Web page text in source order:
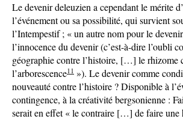
Le devenir deleuzien a cependant le mérite
l’événement ou sa possibilité, qui survient
l’Intempestif ; « un autre nom pour le
l’innocence du devenir (c’est-à-dire l’oubli
géographie contre l’histoire, […] le rhizome
l’arborescence11 »). Le devenir comme
nouveauté contre l’histoire ? Disponible à
contingence, à la créativité bergsonienne :
serait en effet « le contraire […] de faire une